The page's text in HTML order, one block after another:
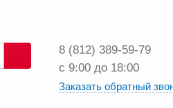
Поиск
8 (812) 389‑59‑79
с 9:00 до 18:00
Заказать обратный